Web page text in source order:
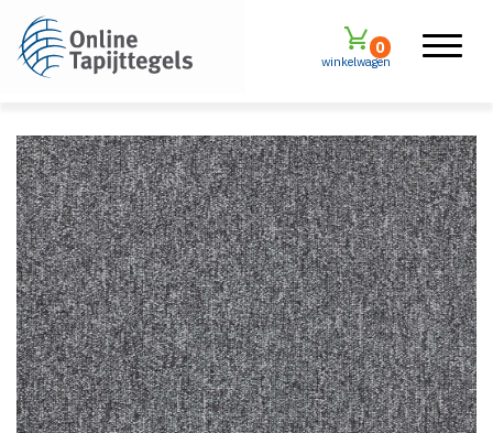
winkelwagen
0